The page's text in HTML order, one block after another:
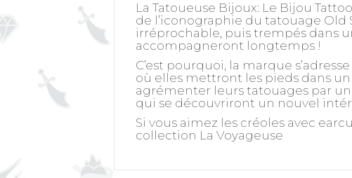
La Tatoueuse Bijoux: Le Bijou
de l’iconographie du tatouage
irréprochable, puis trempés dans
accompagneront longtemps !
C’est pourquoi, la marque
où elles mettront les pieds dans
agrémenter leurs tatouages par
qui se découvriront un nouvel
Si vous aimez les créoles avec
collection La Voyageuse